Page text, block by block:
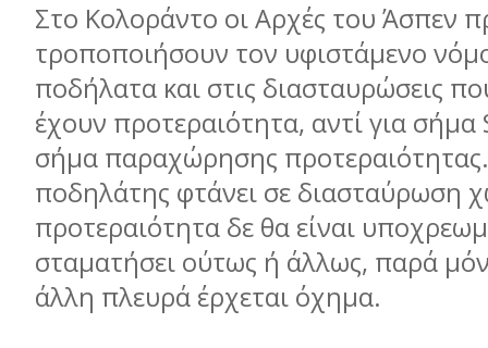
Στο Κολοράντο οι Αρχές του Άσπεν
τροποποιήσουν τον υφιστάμενο
ποδήλατα και στις διασταυρώσεις
έχουν προτεραιότητα, αντί για σήμα
σήμα παραχώρησης
ποδηλάτης φτάνει σε διασταύρωση
προτεραιότητα δε θα είναι
σταματήσει ούτως ή άλλως, παρά
άλλη πλευρά έρχεται όχημα.